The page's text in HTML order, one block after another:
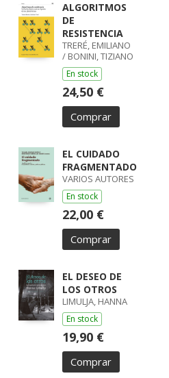
ALGORITMOS
DE
RESISTENCIA
TRERÉ, EMILIANO
/ BONINI, TIZIANO
En stock
24,50 €
Comprar
EL CUIDADO
FRAGMENTADO
VARIOS AUTORES
En stock
22,00 €
Comprar
EL DESEO DE
LOS OTROS
LIMULJA, HANNA
En stock
19,90 €
Comprar